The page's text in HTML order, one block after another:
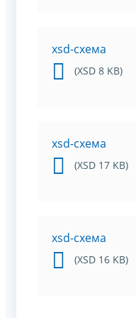
xsd-схема
(XSD 8 KB)
xsd-схема
(XSD 17 KB)
xsd-схема
(XSD 16 KB)